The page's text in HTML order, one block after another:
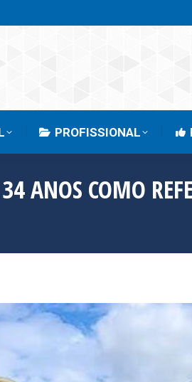
PROFISSIONAL
ANOS COMO